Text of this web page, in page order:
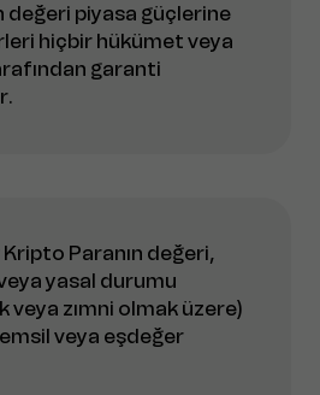
değeri piyasa güçlerine
hiçbir hükümet veya
garanti
Paranın değeri,
yasal durumu
veya zımni olmak üzere)
veya eşdeğer